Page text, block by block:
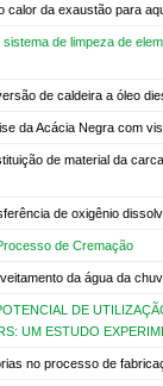
calor da exaustão para
de limpeza de
de caldeira a óleo
da Acácia Negra com
de material da
de oxigênio
de Cremação
da água da
DE
UM ESTUDO
no processo de